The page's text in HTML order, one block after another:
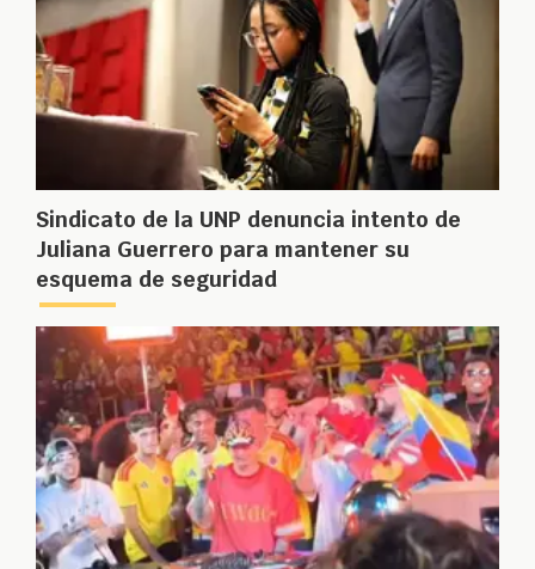
Sindicato de la UNP denuncia intento de
Juliana Guerrero para mantener su
esquema de seguridad